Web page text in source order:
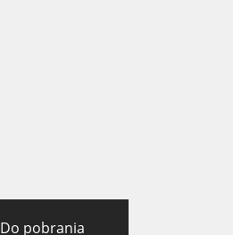
Do pobrania